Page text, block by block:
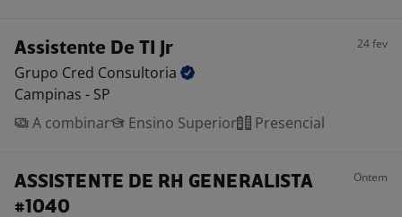
Assistente De TI Jr 24 fev
Grupo Cred Consultoria
Campinas - SP
A combinar
Ensino Superior Presencial
ASSISTENTE DE RH GENERALISTA
#1040
Ontem